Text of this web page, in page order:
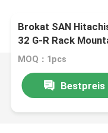
Brokat SAN
32 G-R Rack
MOQ：1pcs
Bestpreis